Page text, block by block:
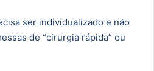
ser individualizado e não
de “cirurgia rápida” ou